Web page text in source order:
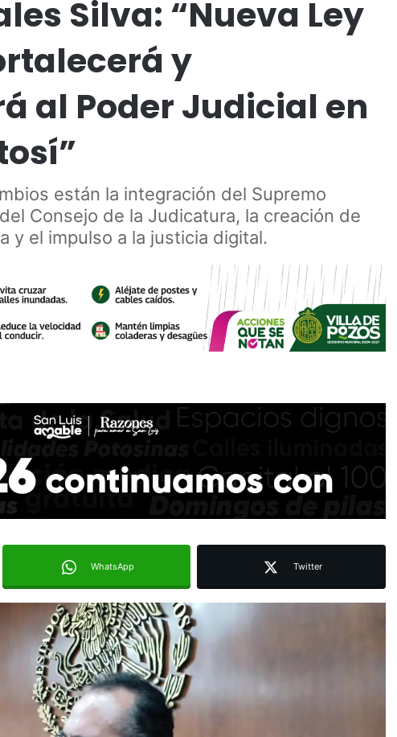
Silva: “Nueva Ley
y
al Poder Judicial en
están la integración del Supremo
Consejo de la Judicatura, la creación de
y el impulso a la justicia digital.
WhatsApp Twitter